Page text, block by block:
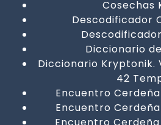
Cosechas
Descodificador
Diccionario
Diccionario Kryptonik.
42
Encuentro
Encuentro